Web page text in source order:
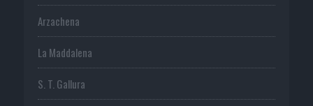
Arzachena
La Maddalena
S. T. Gallura